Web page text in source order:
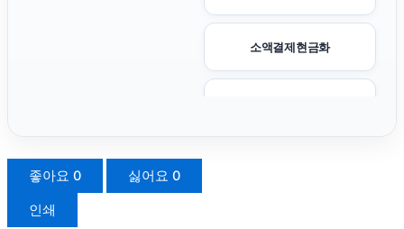
소액결제현금화
좋아요 0 싫어요 0
인쇄